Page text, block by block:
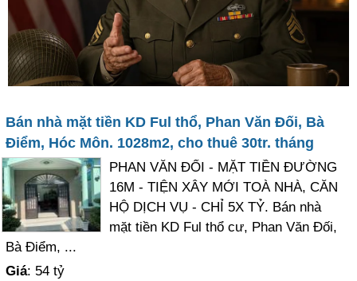
Bán nhà mặt tiền KD Ful thổ, Phan Văn Đối, Bà
Điểm, Hóc Môn. 1028m2, cho thuê 30tr. tháng
PHAN VĂN ĐỐI - MẶT TIỀN ĐƯỜNG
16M - TIỆN XÂY MỚI TOÀ NHÀ, CĂN
HỘ DỊCH VỤ - CHỈ 5X TỶ. Bán nhà
mặt tiền KD Ful thổ cư, Phan Văn Đối,
Bà Điểm, ...
Giá: 54 tỷ